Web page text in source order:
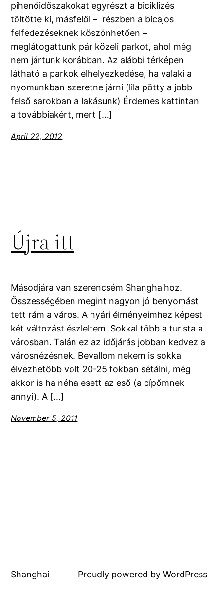
pihenőidőszakokat egyrészt a biciklizés
töltötte ki, másfelől – részben a bicajos
felfedezéseknek köszönhetően –
meglátogattunk pár közeli parkot, ahol még
nem jártunk korábban. Az alábbi térképen
látható a parkok elhelyezkedése, ha valaki a
nyomunkban szeretne járni (lila pötty a jobb
felső sarokban a lakásunk) Érdemes kattintani
a továbbiakért, mert […]
April 22, 2012
Újra itt
Másodjára van szerencsém Shanghaihoz.
Összességében megint nagyon jó benyomást
tett rám a város. A nyári élményeimhez képest
két változást észleltem. Sokkal több a turista a
városban. Talán ez az időjárás jobban kedvez a
városnézésnek. Bevallom nekem is sokkal
élvezhetőbb volt 20-25 fokban sétálni, még
akkor is ha néha esett az eső (a cípőmnek
annyi). A […]
November 5, 2011
Shanghai Proudly powered by WordPress